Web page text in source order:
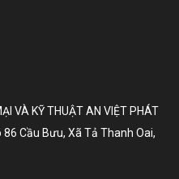
VÀ KỸ THUẬT AN VIỆT PHÁT
86 Cầu Bưu, Xã Tả Thanh Oai,